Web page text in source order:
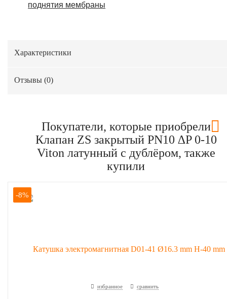
поднятия мембраны
Характеристики
Отзывы (0)
Покупатели, которые приобрели
Клапан ZS закрытый PN10 ∆P 0-10
Viton латунный с дублёром, также
купили
-8%
избранное сравнить